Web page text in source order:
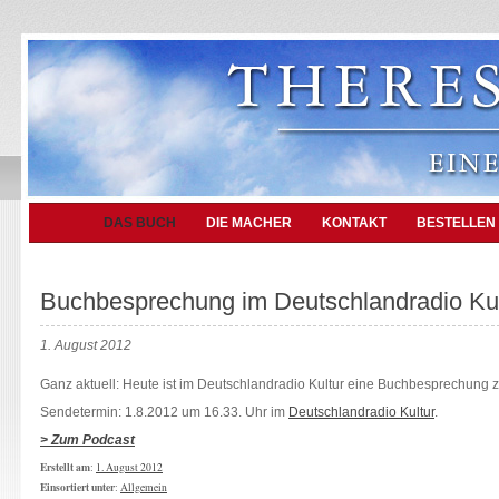
DAS BUCH DIE MACHER KONTAKT BESTELLEN
Buchbesprechung im Deutschlandradio
1. August 2012
Ganz aktuell: Heute ist im Deutschlandradio Kultur eine Buchbesprechung
Sendetermin: 1.8.2012 um 16.33. Uhr im Deutschlandradio Kultur.
> Zum Podcast
Erstellt am: 1. August 2012
Einsortiert unter: Allgemein